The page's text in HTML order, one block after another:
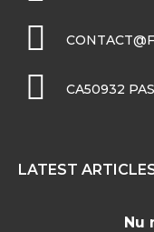
CA50932
LATEST
Nu